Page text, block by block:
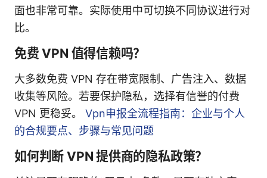
面也非常可靠。实际使用中可切换不同协议进行对
比。
免费 VPN 值得信赖吗？
大多数免费 VPN 存在带宽限制、广告注入、数据
收集等风险。若要保护隐私，选择有信誉的付费
VPN 更稳妥。 Vpn申报全流程指南：企业与个人
的合规要点、步骤与常见问题
如何判断 VPN 提供商的隐私政策？